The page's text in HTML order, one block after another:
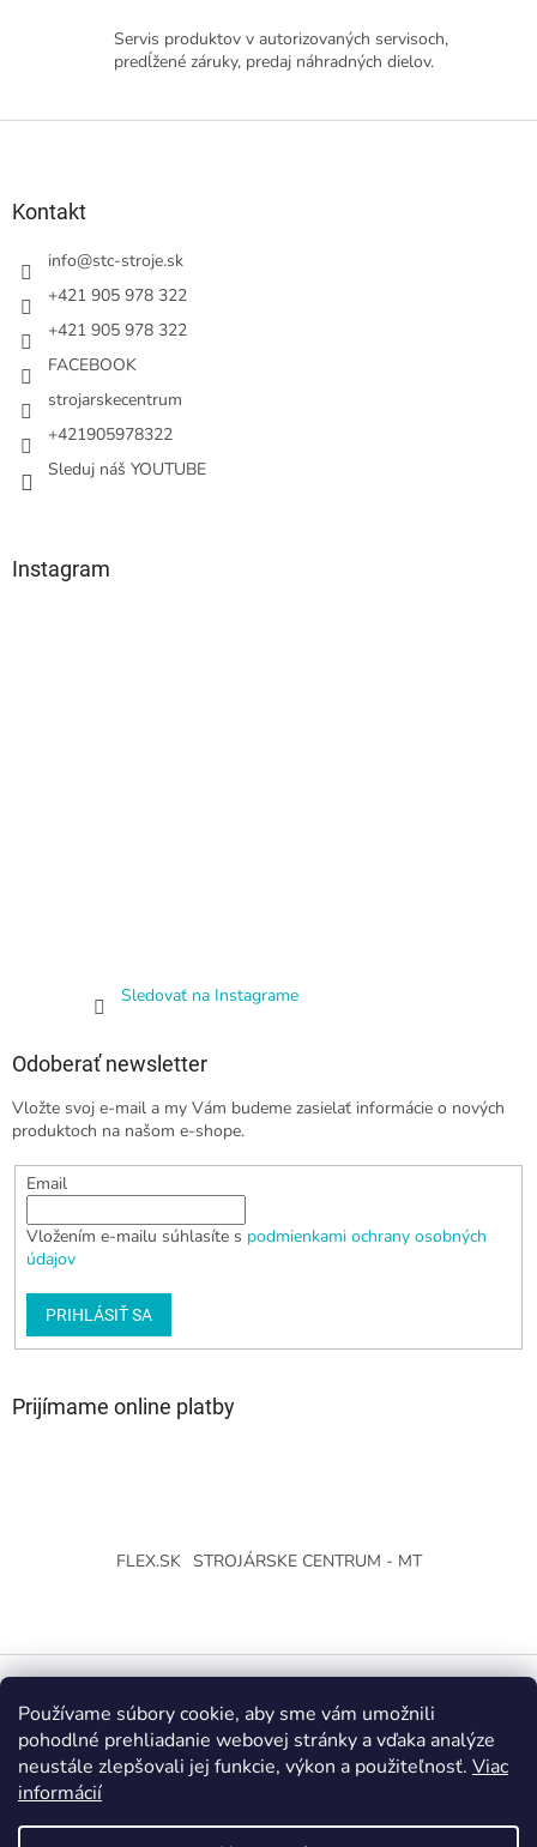
Používame súbory cookie, aby sme vám umožnili
pohodlné prehliadanie webovej stránky a vďaka analýze
neustále zlepšovali jej funkcie, výkon a použiteľnosť. Viac
informácií
Servis produktov v autorizovaných servisoch,
predĺžené záruky, predaj náhradných dielov.
Kontakt
info@stc-stroje.sk
+421 905 978 322
+421 905 978 322
FACEBOOK
strojarskecentrum
+421905978322
Sleduj náš YOUTUBE
Instagram
Sledovať na Instagrame
Odoberať newsletter
Vložte svoj e-mail a my Vám budeme zasielať informácie o nových
produktoch na našom e-shope.
Email
Vložením e-mailu súhlasíte s podmienkami ochrany osobných
údajov
PRIHLÁSIŤ SA
Prijímame online platby
FLEX.SK STROJÁRSKE CENTRUM - MT
Vytvoril Shoptet
Copyright 2026